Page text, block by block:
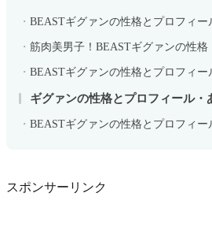
BEASTギグァンの性格とプロフィー
筋肉美男子！BEASTギグァンの性格
BEASTギグァンの性格とプロフィー
ギグァンの性格とプロフィール・
BEASTギグァンの性格とプロフィー
スポンサーリンク